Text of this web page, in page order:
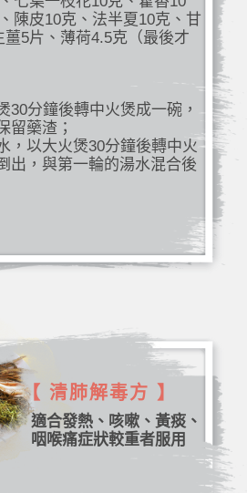
陳皮10克、法半夏10克、甘
薑5片、薄荷4.5克（最後才
30分鐘後轉中火煲成一碗，
留藥渣；
，以大火煲30分鐘後轉中火
出，與第一輪的湯水混合後
【 清肺解毒方 】
適合發熱、咳嗽、黃痰、
咽喉痛症狀較重者服用